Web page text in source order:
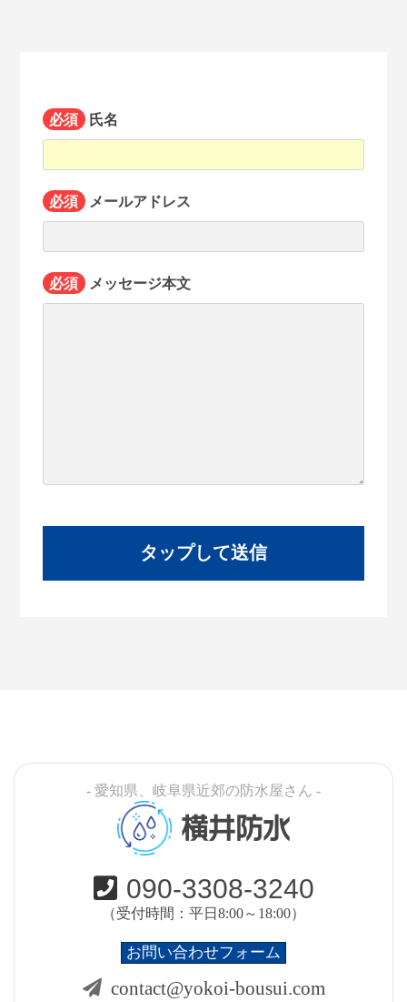
必須 氏名
必須 メールアドレス
必須 メッセージ本文
- 愛知県、岐阜県近郊の防水屋さん -
横井防水
090-3308-3240
（受付時間：平日8:00～18:00）
お問い合わせフォーム
contact@yokoi-bousui.com